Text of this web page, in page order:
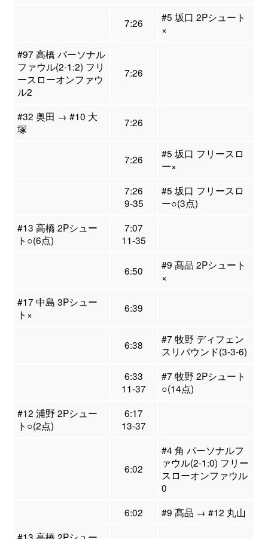
7:26
#5 坂口 2Pシュート
×
#97 高橋 パーソナル
ファウル(2-1:2) フリ
ースローオンファウ
ル2
7:26
#32 奥田 → #10 大
塚
7:26
7:26
#5 坂口 フリースロ
ー×
7:26
9-35
#5 坂口 フリースロ
ー○(3点)
#13 高橋 2Pシュー
ト○(6点)
7:07
11-35
6:50
#9 髙品 2Pシュート
×
#17 中島 3Pシュー
ト×
6:39
6:38
#7 牧野 ディフェン
スリバウンド(3-3-6)
6:33
11-37
#7 牧野 2Pシュート
○(14点)
#12 浦野 2Pシュー
ト○(2点)
6:17
13-37
6:02
#4 角 パーソナルフ
ァウル(2-1:0) フリー
スローオンファウル
0
6:02
#9 髙品 → #12 丸山